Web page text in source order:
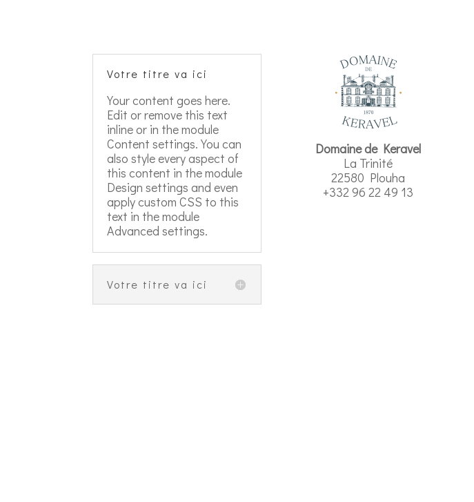
Votre titre va ici
Your content goes here.
Edit or remove this text
inline or in the module
Content settings. You can
also style every aspect of
this content in the module
Design settings and even
apply custom CSS to this
text in the module
Advanced settings.
Votre titre va ici
Domaine de Keravel
La Trinité
22580 Plouha
+332 96 22 49 13